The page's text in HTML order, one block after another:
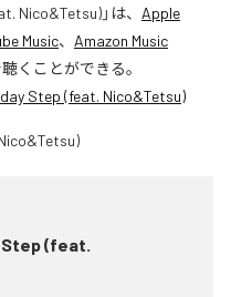
Nico&Tetsu)」は、 Apple
Music、 Amazon Music
くことができる。
Step (feat. Nico&Tetsu)
Step (feat.